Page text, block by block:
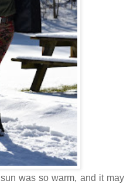
was so warm, and it may